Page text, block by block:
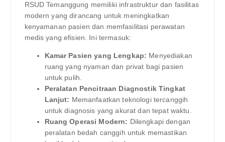
RSUD Temanggung memiliki infrastruktur dan fasilitas
modern yang dirancang untuk meningkatkan
kenyamanan pasien dan memfasilitasi perawatan
medis yang efisien. Ini termasuk:
Kamar Pasien yang Lengkap: Menyediakan
ruang yang nyaman dan privat bagi pasien
untuk pulih.
Peralatan Pencitraan Diagnostik Tingkat
Lanjut: Memanfaatkan teknologi tercanggih
untuk diagnosis yang akurat dan tepat waktu.
Ruang Operasi Modern: Dilengkapi dengan
peralatan bedah canggih untuk memastikan